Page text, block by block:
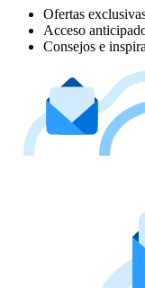
Ofertas
Acceso
Consejos e